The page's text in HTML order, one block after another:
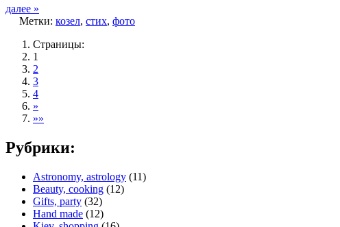
далее »
Метки: козел, стих, фото
Страницы:
1
2
3
4
»
»»
Рубрики:
Astronomy, astrology (11)
Beauty, cooking (12)
Gifts, party (32)
Hand made (12)